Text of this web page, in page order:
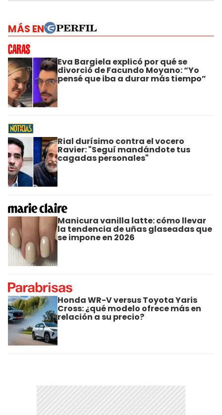
MÁS EN
Eva Bargiela explicó por qué se
divorció de Facundo Moyano: “Yo
pensé que iba a durar más tiempo”
Rial durísimo contra el vocero
Ravier: "Seguí mandándote tus
cagadas personales"
Manicura vanilla latte: cómo llevar
la tendencia de uñas glaseadas que
se impone en 2026
Honda WR-V versus Toyota Yaris
Cross: ¿qué modelo ofrece más en
relación a su precio?